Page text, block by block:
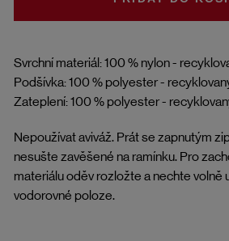
Svrchní materiál: 100 % nylon -
Podšívka: 100 % polyester -
Zateplení: 100 % polyester -
Nepoužívat aviváž. Prát se zapnutým
nesušte zavěšené na ramínku. Pro
materiálu oděv rozložte a nechte volně
vodorovné poloze.